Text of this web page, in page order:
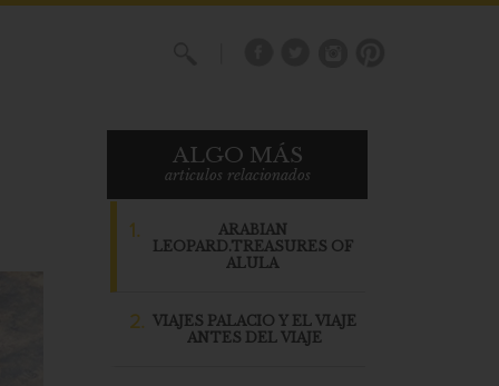
ALGO MÁS
articulos relacionados
1.
ARABIAN
LEOPARD.TREASURES OF
ALULA
2. VIAJES PALACIO Y EL VIAJE
ANTES DEL VIAJE